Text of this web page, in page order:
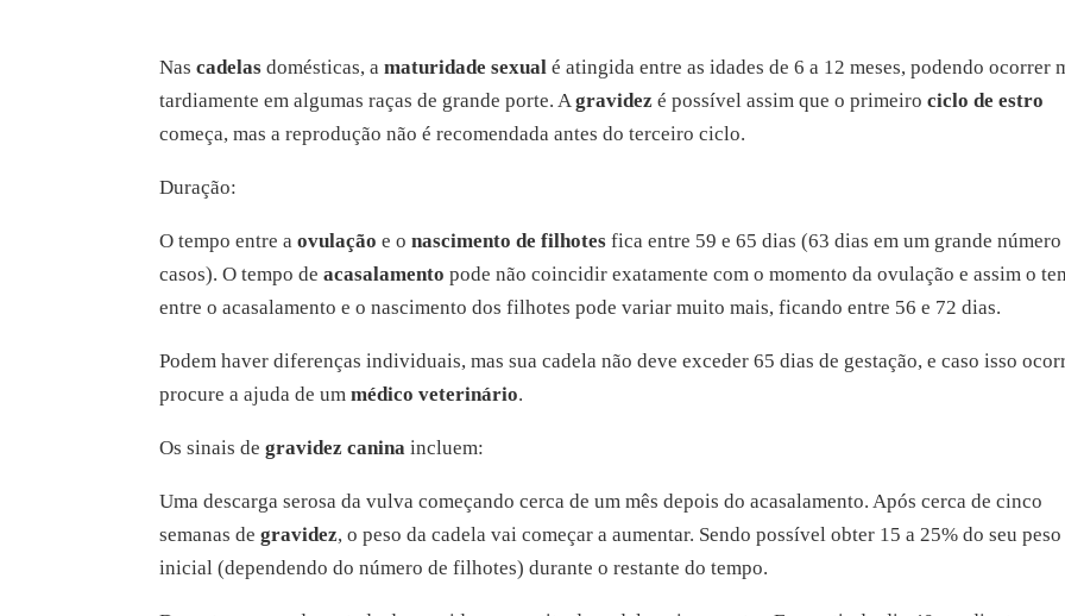
Nascadelasdomésticas, amaturidade sexual é atingida entre as idades de 6 a 12 meses, podendo ocorrer
tardiamente em algumas raças de grande porte. Agravidez é possível assim que o primeirociclo de estro
começa, mas a reprodução não é recomendada antes do terceiro ciclo.
Duração:
O tempo entre aovulaçãoe onascimento de filhotes fica entre 59 e 65 dias (63 dias em um grande número
casos). O tempo deacasalamento pode não coincidir exatamente com o momento da ovulação e assim o
entre o acasalamento e o nascimento dos filhotes pode variar muito mais, ficando entre 56 e 72 dias.
Podem haver diferenças individuais, mas sua cadela não deve exceder 65 dias de gestação, e caso isso
procure a ajuda de ummédico veterinário.
Os sinais degravidez canina incluem:
Uma descarga serosa da vulva começando cerca de um mês depois do acasalamento. Após cerca de cinco
semanas degravidez, o peso da cadela vai começar a aumentar. Sendo possível obter 15 a 25% do seu peso
inicial (dependendo do número de filhotes) durante o restante do tempo.